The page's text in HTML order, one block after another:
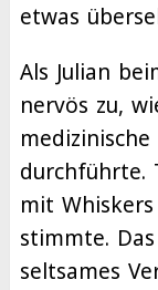
etwas
Als Julian
nervös zu,
durchführte.
mit
stimmte.
seltsames